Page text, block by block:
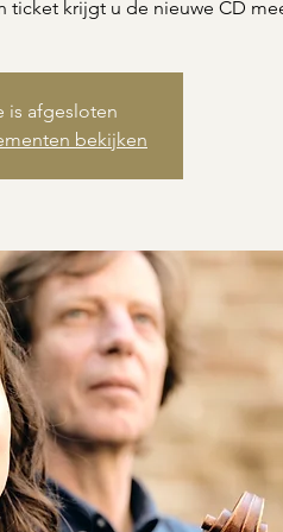
ticket krijgt u de nieuwe CD
is afgesloten
bekijken